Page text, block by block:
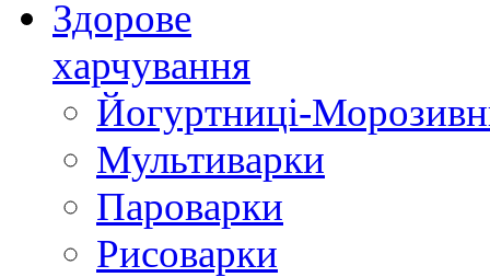
Здорове
харчування
Йогуртниці-
Мультиварки
Пароварки
Рисоварки